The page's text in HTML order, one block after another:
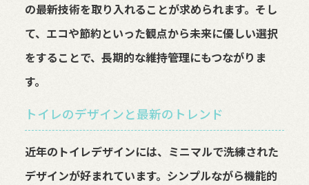
の最新技術を取り入れることが求められます。そし
て、エコや節約といった観点から未来に優しい選択
をすることで、長期的な維持管理にもつながりま
す。
トイレのデザインと最新のトレンド
近年のトイレデザインには、ミニマルで洗練された
デザインが好まれています。シンプルながら機能的